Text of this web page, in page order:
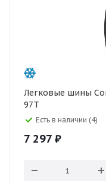
Легковые шины
97T
Есть в наличии (4)
7 297 ₽